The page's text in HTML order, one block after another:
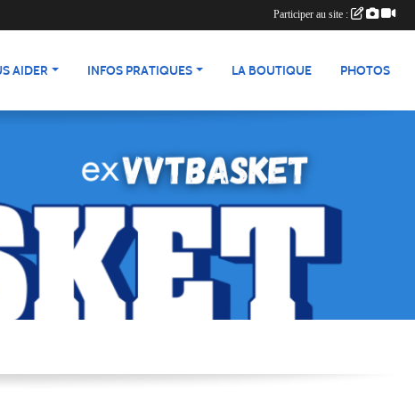
AIDER INFOS PRATIQUES LA BOUTIQUE PHOTOS
Participer au site :